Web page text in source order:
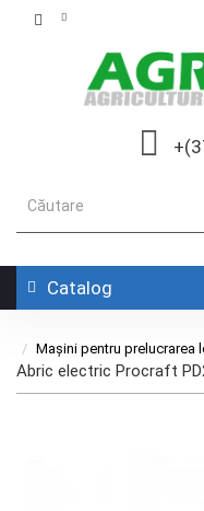
Catalog
Mașini pentru prelucrarea
Abric electric Procraft